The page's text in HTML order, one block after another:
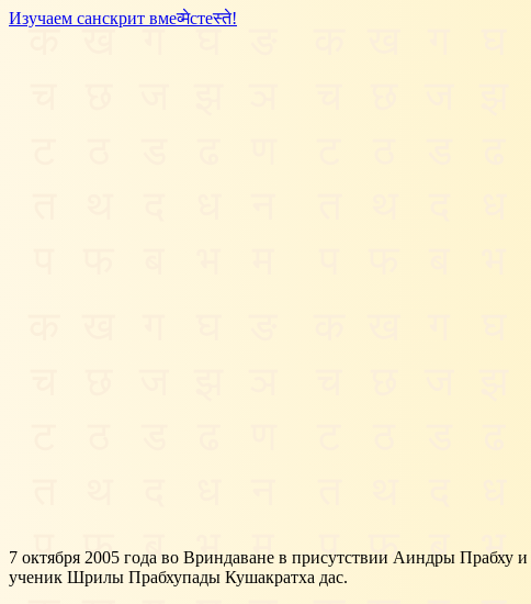
Изучаем санскрит вмеव्मेстеस्ते!
7 октября 2005 года во Вриндаване в присутствии Аиндры Прабху
ученик Шрилы Прабхупады Кушакратха дас.